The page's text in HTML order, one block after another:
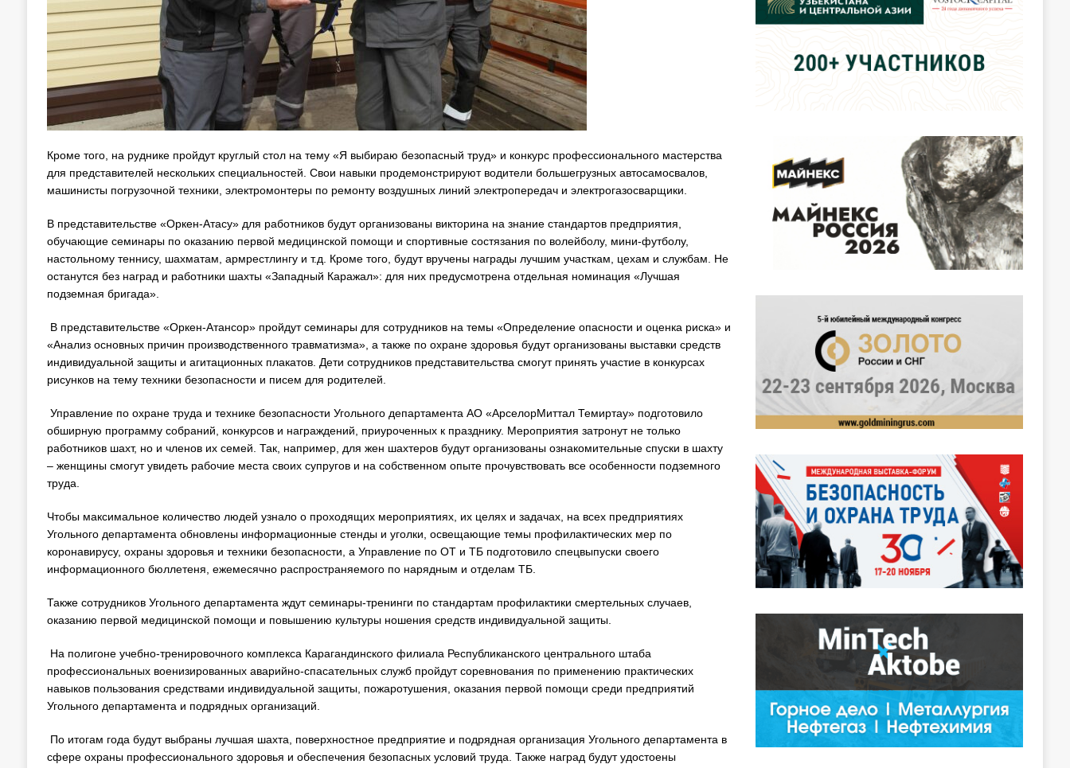
Кроме того, на руднике пройдут круглый стол на тему «Я выбираю безопасный труд» и конкурс профессионального мастерства
для представителей нескольких специальностей. Свои навыки продемонстрируют водители большегрузных автосамосвалов,
машинисты погрузочной техники, электромонтеры по ремонту воздушных линий электропередач и электрогазосварщики.
В представительстве «Оркен-Атасу» для работников будут организованы викторина на знание стандартов предприятия,
обучающие семинары по оказанию первой медицинской помощи и спортивные состязания по волейболу, мини-футболу,
настольному теннису, шахматам, армрестлингу и т.д. Кроме того, будут вручены награды лучшим участкам, цехам и службам. Не
останутся без наград и работники шахты «Западный Каражал»: для них предусмотрена отдельная номинация «Лучшая
подземная бригада».
В представительстве «Оркен-Атансор» пройдут семинары для сотрудников на темы «Определение опасности и оценка риска» и
«Анализ основных причин производственного травматизма», а также по охране здоровья будут организованы выставки средств
индивидуальной защиты и агитационных плакатов. Дети сотрудников представительства смогут принять участие в конкурсах
рисунков на тему техники безопасности и писем для родителей.
Управление по охране труда и технике безопасности Угольного департамента АО «АрселорМиттал Темиртау» подготовило
обширную программу собраний, конкурсов и награждений, приуроченных к празднику. Мероприятия затронут не только
работников шахт, но и членов их семей. Так, например, для жен шахтеров будут организованы ознакомительные спуски в шахту
– женщины смогут увидеть рабочие места своих супругов и на собственном опыте прочувствовать все особенности подземного
труда.
Чтобы максимальное количество людей узнало о проходящих мероприятиях, их целях и задачах, на всех предприятиях
Угольного департамента обновлены информационные стенды и уголки, освещающие темы профилактических мер по
коронавирусу, охраны здоровья и техники безопасности, а Управление по ОТ и ТБ подготовило спецвыпуски своего
информационного бюллетеня, ежемесячно распространяемого по нарядным и отделам ТБ.
Также сотрудников Угольного департамента ждут семинары-тренинги по стандартам профилактики смертельных случаев,
оказанию первой медицинской помощи и повышению культуры ношения средств индивидуальной защиты.
На полигоне учебно-тренировочного комплекса Карагандинского филиала Республиканского центрального штаба
профессиональных военизированных аварийно-спасательных служб пройдут соревнования по применению практических
навыков пользования средствами индивидуальной защиты, пожаротушения, оказания первой помощи среди предприятий
Угольного департамента и подрядных организаций.
По итогам года будут выбраны лучшая шахта, поверхностное предприятие и подрядная организация Угольного департамента в
сфере охраны профессионального здоровья и обеспечения безопасных условий труда. Также наград будут удостоены